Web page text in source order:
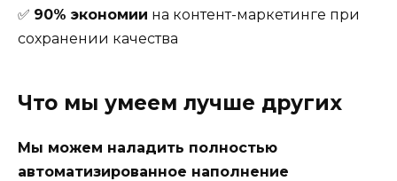
✅ 90% экономии на контент-маркетинге при
сохранении качества
Что мы умеем лучше других
Мы можем наладить полностью
автоматизированное наполнение